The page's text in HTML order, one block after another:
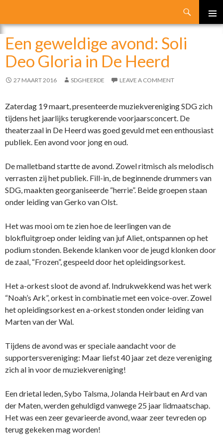
CONTENT
Een geweldige avond: Soli
Deo Gloria in De Heerd
27 MAART 2016 SDGHEERDE LEAVE A COMMENT
Zaterdag 19 maart, presenteerde muziekvereniging SDG zich
tijdens het jaarlijks terugkerende voorjaarsconcert. De
theaterzaal in De Heerd was goed gevuld met een enthousiast
publiek. Een avond voor jong en oud.
De malletband startte de avond. Zowel ritmisch als melodisch
verrasten zij het publiek. Fill-in, de beginnende drummers van
SDG, maakten georganiseerde “herrie”. Beide groepen staan
onder leiding van Gerko van Olst.
Het was mooi om te zien hoe de leerlingen van de
blokfluitgroep onder leiding van juf Aliet, ontspannen op het
podium stonden. Bekende klanken voor de jeugd klonken door
de zaal, “Frozen”, gespeeld door het opleidingsorkest.
Het a-orkest sloot de avond af. Indrukwekkend was het werk
“Noah’s Ark”, orkest in combinatie met een voice-over. Zowel
het opleidingsorkest en a-orkest stonden onder leiding van
Marten van der Wal.
Tijdens de avond was er speciale aandacht voor de
supportersvereniging: Maar liefst 40 jaar zet deze vereniging
zich al in voor de muziekvereniging!
Een drietal leden, Sybo Talsma, Jolanda Heirbaut en Ard van
der Maten, werden gehuldigd vanwege 25 jaar lidmaatschap.
Het was een zeer gevarieerde avond, waar zeer tevreden op
terug gekeken mag worden!